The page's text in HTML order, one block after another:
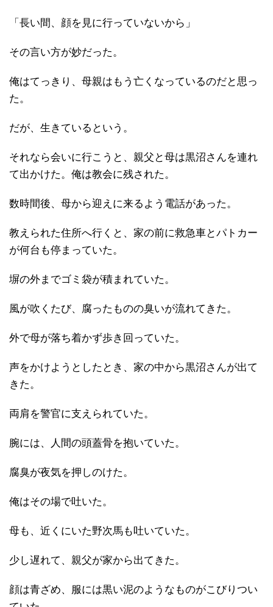
「長い間、顔を見に行っていないから」
その言い方が妙だった。
俺はてっきり、母親はもう亡くなっているのだと思っ
た。
だが、生きているという。
それなら会いに行こうと、親父と母は黒沼さんを連れ
て出かけた。俺は教会に残された。
数時間後、母から迎えに来るよう電話があった。
教えられた住所へ行くと、家の前に救急車とパトカー
が何台も停まっていた。
塀の外までゴミ袋が積まれていた。
風が吹くたび、腐ったものの臭いが流れてきた。
外で母が落ち着かず歩き回っていた。
声をかけようとしたとき、家の中から黒沼さんが出て
きた。
両肩を警官に支えられていた。
腕には、人間の頭蓋骨を抱いていた。
腐臭が夜気を押しのけた。
俺はその場で吐いた。
母も、近くにいた野次馬も吐いていた。
少し遅れて、親父が家から出てきた。
顔は青ざめ、服には黒い泥のようなものがこびりつい